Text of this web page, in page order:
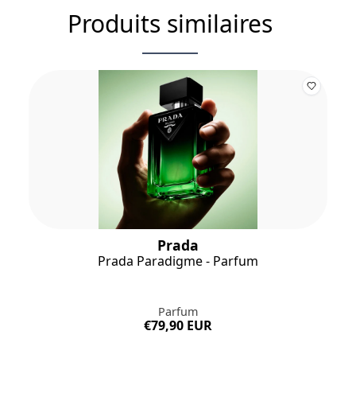
Produits similaires
Prada
Prada Paradigme - Parfum
Parfum
€79,90 EUR